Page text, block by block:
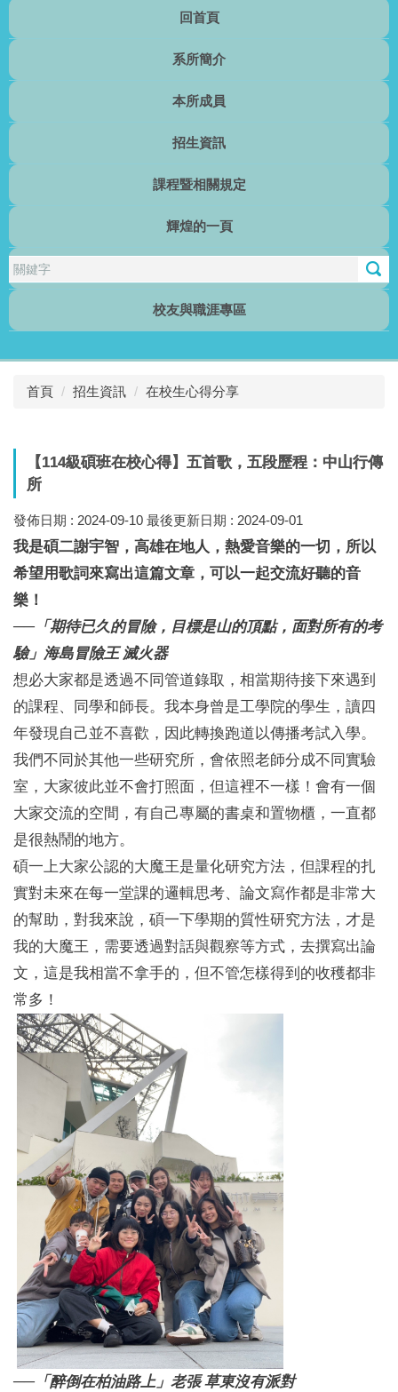
回首頁
系所簡介
本所成員
招生資訊
課程暨相關規定
輝煌的一頁
校友與職涯專區
首頁 招生資訊 在校生心得分享
【114級碩班在校心得】五首歌，五段歷程：中山行傳
所
發佈日期 : 2024-09-10 最後更新日期 : 2024-09-01
我是碩二謝宇智，高雄在地人，熱愛音樂的一切，所以
希望用歌詞來寫出這篇文章，可以一起交流好聽的音
樂！
──「期待已久的冒險，目標是山的頂點，面對所有的考
驗」海島冒險王 滅火器
想必大家都是透過不同管道錄取，相當期待接下來遇到
的課程、同學和師長。我本身曾是工學院的學生，讀四
年發現自己並不喜歡，因此轉換跑道以傳播考試入學。
我們不同於其他一些研究所，會依照老師分成不同實驗
室，大家彼此並不會打照面，但這裡不一樣！會有一個
大家交流的空間，有自己專屬的書桌和置物櫃，一直都
是很熱鬧的地方。
碩一上大家公認的大魔王是量化研究方法，但課程的扎
實對未來在每一堂課的邏輯思考、論文寫作都是非常大
的幫助，對我來說，碩一下學期的質性研究方法，才是
我的大魔王，需要透過對話與觀察等方式，去撰寫出論
文，這是我相當不拿手的，但不管怎樣得到的收穫都非
常多！
──「醉倒在柏油路上」老張 草東沒有派對